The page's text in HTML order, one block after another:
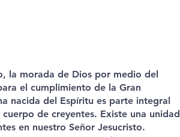
la morada de Dios por medio del
el cumplimiento de la Gran
nacida del Espíritu es parte integral
de creyentes. Existe una unidad
en nuestro Señor Jesucristo.